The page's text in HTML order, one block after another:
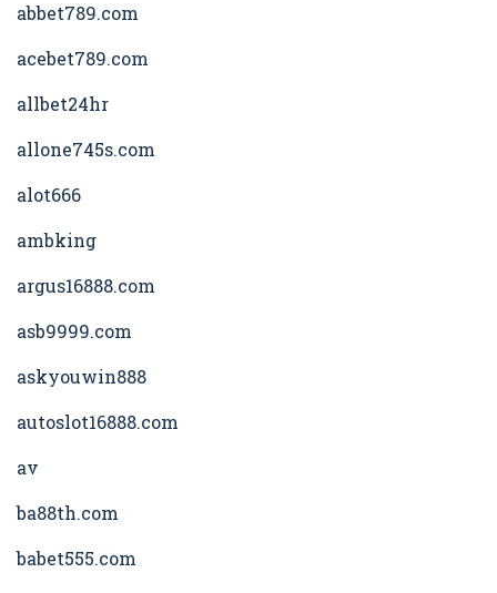
abbet789.com
acebet789.com
allbet24hr
allone745s.com
alot666
ambking
argus16888.com
asb9999.com
askyouwin888
autoslot16888.com
av
ba88th.com
babet555.com